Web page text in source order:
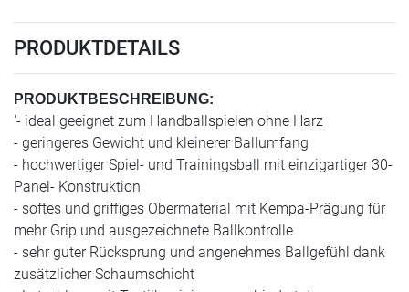
PRODUKTDETAILS
PRODUKTBESCHREIBUNG:
'- ideal geeignet zum Handballspielen ohne Harz
- geringeres Gewicht und kleinerer Ballumfang
- hochwertiger Spiel- und Trainingsball mit einzigartiger 30-
Panel- Konstruktion
- softes und griffiges Obermaterial mit Kempa-Prägung für
mehr Grip und ausgezeichnete Ballkontrolle
- sehr guter Rücksprung und angenehmes Ballgefühl dank
zusätzlicher Schaumschicht